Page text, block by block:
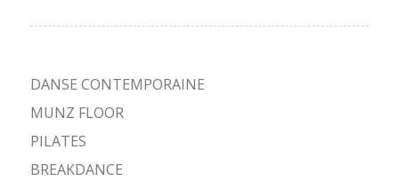
DANSE CONTEMPORAINE
MUNZ FLOOR
PILATES
BREAKDANCE